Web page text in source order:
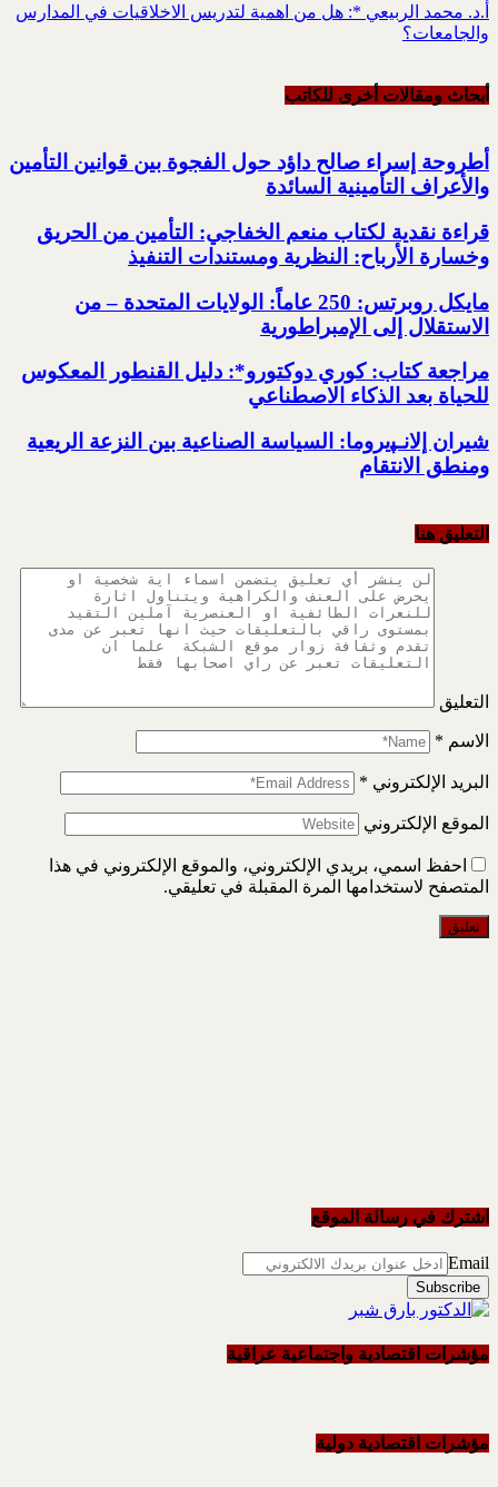
أ.د. محمد الربيعي *: هل من اهمية لتدريس الاخلاقيات في المدارس
والجامعات؟
أبحاث ومقالات أخرى للکاتب
أطروحة إسراء صالح داؤد حول الفجوة بين قوانين ‏التأمين
والأعراف التأمينية السائدة
قراءة نقدية لكتاب منعم الخفاجي:‏ التأمين من الحريق
‏وخسارة الأرباح: النظرية ‏ومستندات التنفيذ
مايكل روبرتس: 250 عاماً: الولايات المتحدة – من
الاستقلال إلى الإمبراطورية
مراجعة كتاب:‏ كوري دوكتورو*:‏ دليل القنطور المعكوس
للحياة بعد ‏الذكاء الاصطناعي
شيران إلانـﭙيروما: السياسة الصناعية ‏بين النزعة الريعية
ومنطق الانتقام
التعليق هنا
التعليق
الاسم *
البريد الإلكتروني *
الموقع الإلكتروني
احفظ اسمي، بريدي الإلكتروني، والموقع الإلكتروني في هذا
المتصفح لاستخدامها المرة المقبلة في تعليقي.
اشترك في رسالة الموقع
Email
مؤشرات اقتصادية واجتماعية عراقية
مؤشرات اقتصادية دولية